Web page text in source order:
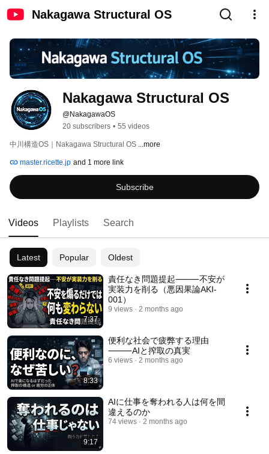
Nakagawa Structural OS
Nakagawa Structural OS
@NakagawaOS
20 subscribers • 55 videos
中川構造OS｜Nakagawa Structural OS ...more
master.ricette.jp and 1 more link
Subscribe
Videos Playlists Search
Latest Popular Oldest
7:37
責任なき問題提起⸻不安が
実装力を削る（悪因果論AKI-
001）
9 views 2 months ago
8:33
便利な社会で疲弊する理由
⸻AIと搾取の真実
6 views 2 months ago
9:17
AIに仕事を奪われる人は何を間
違えるのか
74 views 2 months ago